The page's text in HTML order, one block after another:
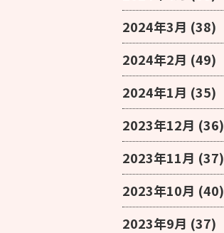
2024年3月 (38)
2024年2月 (49)
2024年1月 (35)
2023年12月 (36)
2023年11月 (37)
2023年10月 (40)
2023年9月 (37)